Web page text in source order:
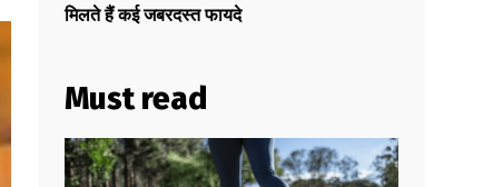
मिलते हैं कई जबरदस्त फायदे
Must read